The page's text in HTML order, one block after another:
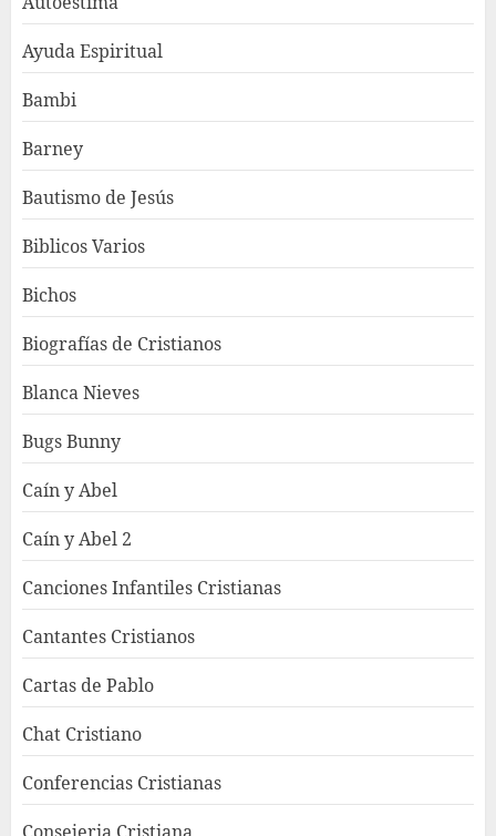
Ayuda Espiritual
Bambi
Barney
Bautismo de Jesús
Biblicos Varios
Bichos
Biografías de Cristianos
Blanca Nieves
Bugs Bunny
Caín y Abel
Caín y Abel 2
Canciones Infantiles Cristianas
Cantantes Cristianos
Cartas de Pablo
Chat Cristiano
Conferencias Cristianas
Consejeria Cristiana